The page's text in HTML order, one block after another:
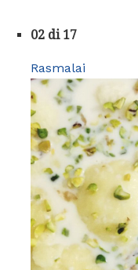
02 di 17
Rasmalai